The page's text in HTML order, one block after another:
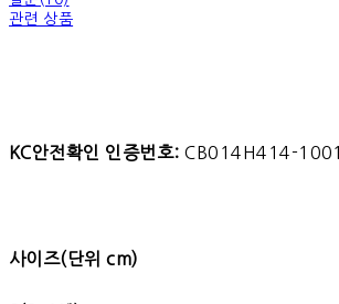
관련 상품
KC안전확인 인증번호:CB014H414-1001
사이즈(단위 cm)